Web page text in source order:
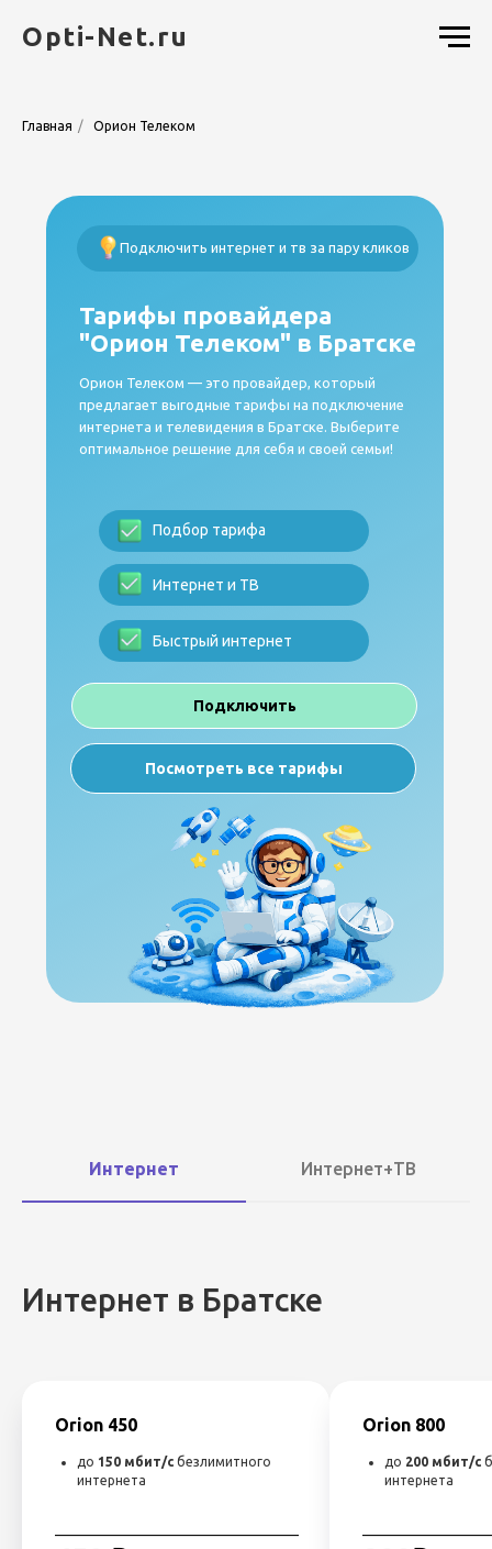
Opti-Net.ru
Главная / Орион Телеком
Подключить интернет и тв за пару кликов
Тарифы провайдера
"Орион Телеком" в Братске
Орион Телеком — это провайдер, который
предлагает выгодные тарифы на подключение
интернета и телевидения в Братске. Выберите
оптимальное решение для себя и своей семьи!
Подбор тарифа
Интернет и ТВ
Быстрый интернет
Посмотреть все тарифы
Подключить
Интернет Интернет+ТВ
Интернет в Братске
Orion 450
до 150 мбит/с безлимитного
интернета
Orion 800
до 200 мбит/с
интернета